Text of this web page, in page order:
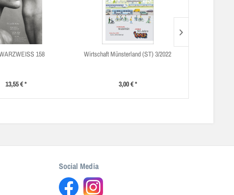
158
13,55 € *
Wirtschaft Münsterland (ST) 3/2022
3,00 € *
Social Media